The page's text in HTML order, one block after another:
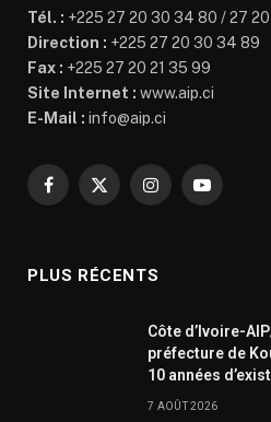
Tél. : +225 27 20 30 34 80 / 27 20
Direction : +225 27 20 30 34 89
Fax : +225 27 20 21 35 99
Site Internet : www.aip.ci
E-Mail : info@aip.ci
Facebook
X
InstagramYouTube
PLUS RÉCENTS
Côte d’Ivoire-
préfecture de
10 années
7 AOÛT 2026